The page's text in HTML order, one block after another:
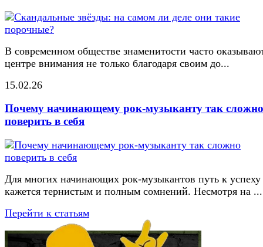
В современном обществе знаменитости часто
центре внимания не только благодаря своим до...
15.02.26
Почему начинающему рок-музыканту так сложно
поверить в себя
Для многих начинающих рок-музыкантов путь к успеху
кажется тернистым и полным сомнений. Несмотря на ...
Перейти к статьям